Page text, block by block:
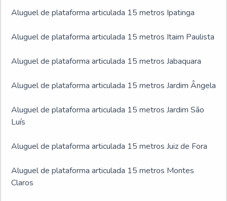
Aluguel de plataforma articulada 15 metros Ipatinga
Aluguel de plataforma articulada 15 metros Itaim Paulista
Aluguel de plataforma articulada 15 metros Jabaquara
Aluguel de plataforma articulada 15 metros Jardim Ângela
Aluguel de plataforma articulada 15 metros Jardim São
Luís
Aluguel de plataforma articulada 15 metros Juiz de Fora
Aluguel de plataforma articulada 15 metros Montes
Claros